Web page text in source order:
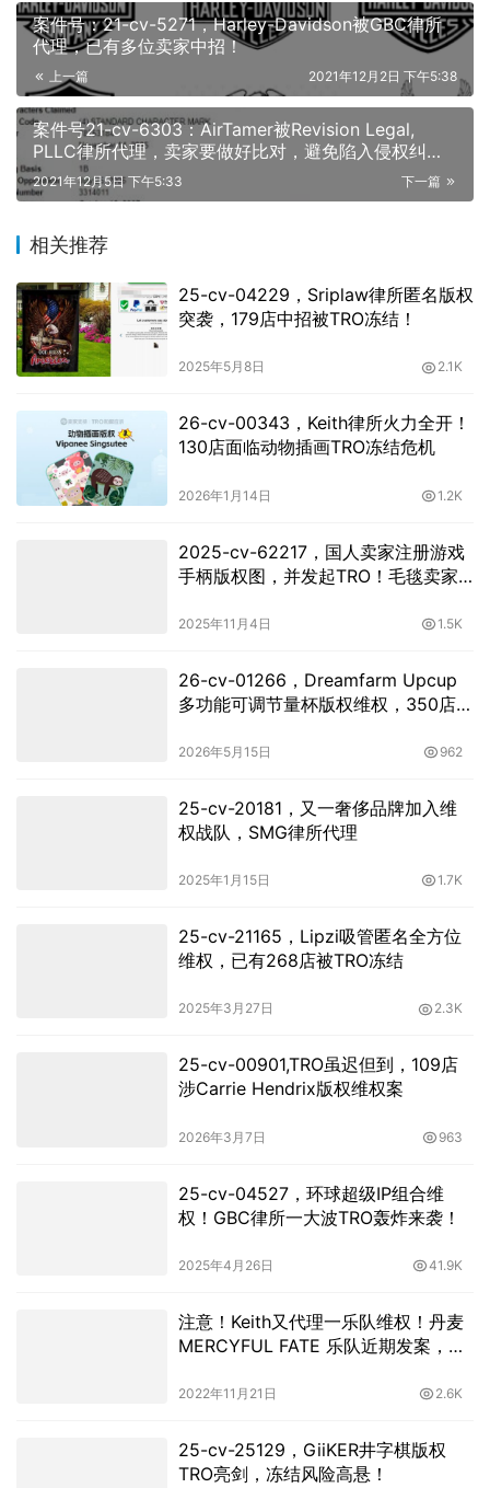
案件号：21-cv-5271，Harley-Davidson被GBC律所
代理，已有多位卖家中招！
上一篇 2021年12月2日 下午5:38
案件号21-cv-6303：AirTamer被Revision Legal,
PLLC律所代理，卖家要做好比对，避免陷入侵权纠
纷！
下一篇
2021年12月5日 下午5:33
相关推荐
25-cv-04229，Sriplaw律所匿名版权
突袭，179店中招被TRO冻结！
2025年5月8日 2.1K
26-cv-00343，Keith律所火力全开！
130店面临动物插画TRO冻结危机
2026年1月14日 1.2K
2025-cv-62217，国人卖家注册游戏
手柄版权图，并发起TRO！毛毯卖家
2025年11月4日 1.5K
26-cv-01266，Dreamfarm Upcup
多功能可调节量杯版权维权，350店涉
2026年5月15日 962
25-cv-20181，又一奢侈品牌加入维
权战队，SMG律所代理
2025年1月15日 1.7K
25-cv-21165，Lipzi吸管匿名全方位
维权，已有268店被TRO冻结
2025年3月27日 2.3K
25-cv-00901,TRO虽迟但到，109店
涉Carrie Hendrix版权维权案
2026年3月7日 963
25-cv-04527，环球超级IP组合维
权！GBC律所一大波TRO轰炸来袭！
2025年4月26日 41.9K
注意！Keith又代理一乐队维权！丹麦
MERCYFUL FATE 乐队近期发案，卖
2022年11月21日 2.6K
25-cv-25129，GiiKER井字棋版权
TRO亮剑，冻结风险高悬！